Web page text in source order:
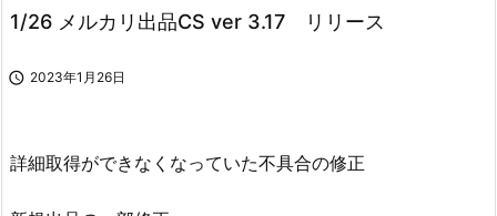
1/26 メルカリ出品CS ver 3.17 リリース
 2023年1月26日
詳細取得ができなくなっていた不具合の修正